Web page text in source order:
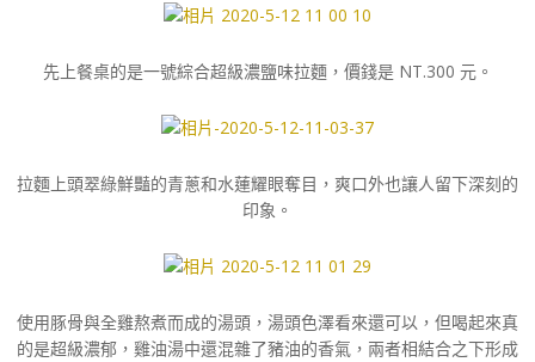
先上餐桌的是一號綜合超級濃鹽味拉麵，價錢是 NT.300 元。
拉麵上頭翠綠鮮豔的青蔥和水蓮耀眼奪目，爽口外也讓人留下深刻的
印象。
使用豚骨與全雞熬煮而成的湯頭，湯頭色澤看來還可以，但喝起來真
的是超級濃郁，雞油湯中還混雜了豬油的香氣，兩者相結合之下形成